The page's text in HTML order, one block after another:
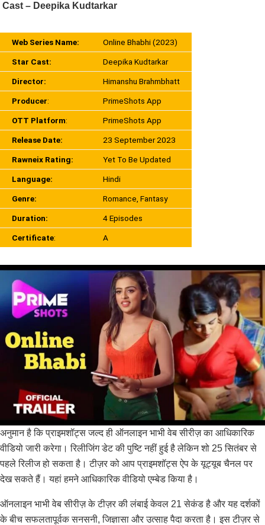
Cast – Deepika Kudtarkar
Web Series Name: Online Bhabhi (2023)
Star Cast: Deepika Kudtarkar
Director: Himanshu Brahmbhatt
Producer: PrimeShots App
OTT Platform: PrimeShots App
Release Date: 23 September 2023
Rawneix Rating: Yet To Be Updated
Language: Hindi
Genre: Romance, Fantasy
Duration: 4 Episodes
Certificate: A
अनुमान है कि प्राइमशॉट्स जल्द ही ऑनलाइन भाभी वेब सीरीज़ का आधिकारिक
वीडियो जारी करेगा। रिलीजिंग डेट की पुष्टि नहीं हुई है लेकिन शो 25 सितंबर से
पहले रिलीज हो सकता है। टीज़र को आप प्राइमशॉट्स ऐप के यूट्यूब चैनल पर
देख सकते हैं। यहां हमने आधिकारिक वीडियो एम्बेड किया है।
ऑनलाइन भाभी वेब सीरीज़ के टीज़र की लंबाई केवल 21 सेकंड है और यह दर्शकों
के बीच सफलतापूर्वक सनसनी, जिज्ञासा और उत्साह पैदा करता है। इस टीज़र से